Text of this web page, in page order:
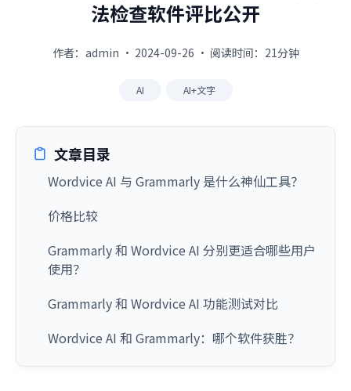
法检查软件评比公开
作者：admin · 2024-09-26 · 阅读时间：21分钟
AI AI+文字
文章目录
Wordvice AI 与 Grammarly 是什么神仙工具？
价格比较
Grammarly 和 Wordvice AI 分别更适合哪些用户
使用？
Grammarly 和 Wordvice AI 功能测试对比
Wordvice AI 和 Grammarly：哪个软件获胜？